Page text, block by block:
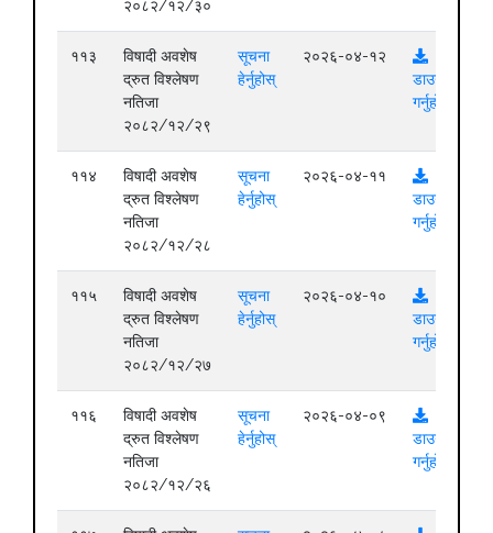
२०८२/१२/३०
११३
विषादी अवशेष
द्रुत विश्लेषण
नतिजा
२०८२/१२/२९
सूचना
हेर्नुहोस्
२०२६-०४-१२
डाउनलोड
गर्नुहोस्
११४
विषादी अवशेष
द्रुत विश्लेषण
नतिजा
२०८२/१२/२८
सूचना
हेर्नुहोस्
२०२६-०४-११
डाउनलोड
गर्नुहोस्
११५
विषादी अवशेष
द्रुत विश्लेषण
नतिजा
२०८२/१२/२७
सूचना
हेर्नुहोस्
२०२६-०४-१०
डाउनलोड
गर्नुहोस्
११६
विषादी अवशेष
द्रुत विश्लेषण
नतिजा
२०८२/१२/२६
सूचना
हेर्नुहोस्
२०२६-०४-०९
डाउनलोड
गर्नुहोस्